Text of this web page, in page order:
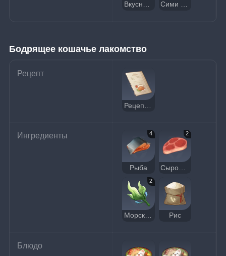
Вкусный унаги тядзукэ Сими тядзукэ
Бодрящее кошачье лакомство
Рецепт
Ингредиенты 4
Рыба
2
2
Морская водоросль Рис
Блюдо